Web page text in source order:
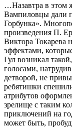
…Назавтра в этом
Вампиловцы дали
Горбунка».
произведения П.
Виктора Токарева
эффектами,
Гул возникал
голосами,
детворой, не
ребятишки
атрибутов
зрелище с таким
приключений на
может быть,